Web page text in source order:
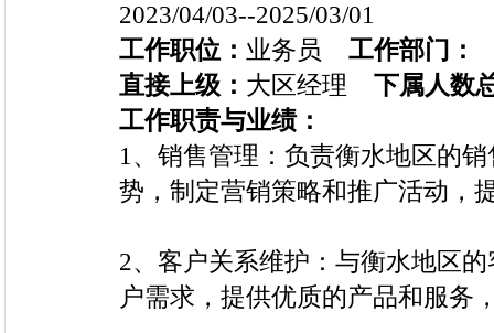
2023/04/03--2025/03/01
工作职位： 业务员 工作部门：
直接上级： 大区经理 下属人数
工作职责与业绩：
1、销售管理：负责衡水地区的
势，制定营销策略和推广活动，
2、客户关系维护：与衡水地区
户需求，提供优质的产品和服务